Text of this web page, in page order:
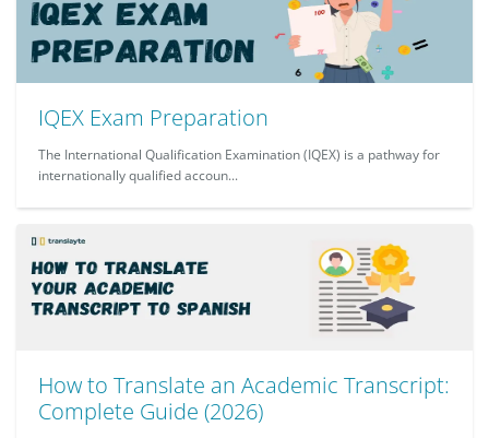
IQEX Exam Preparation
The International Qualification Examination (IQEX) is a pathway for
internationally qualified accoun...
How to Translate an Academic Transcript:
Complete Guide (2026)